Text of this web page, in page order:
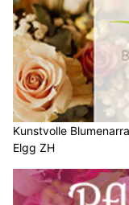
Kunstvolle
Elgg ZH